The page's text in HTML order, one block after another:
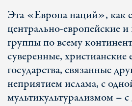
Эта «Европа наций», как
центрально-европейские
группы по всему
суверенные, христианские
государства, связанные
неприятием ислама, с
мультикультурализмом – с